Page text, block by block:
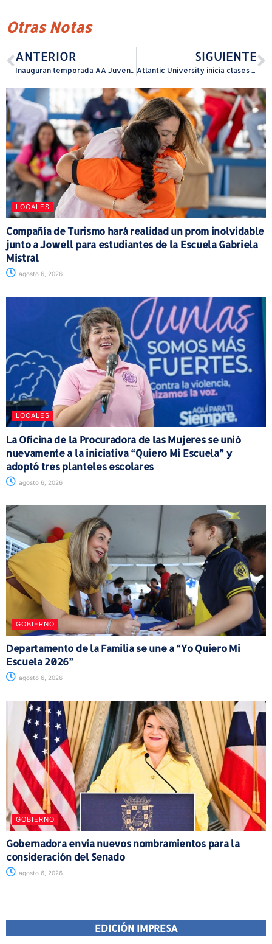
Otras Notas
ANTERIOR
Inauguran temporada AA Juvenil Cariduros de Fajardo con victoria doble
SIGUIENTE
Atlantic University inicia clases con una oferta híbrida acreditada que redefine la educación superior en Puerto Rico
LOCALES
Compañía de Turismo hará realidad un prom inolvidable
junto a Jowell para estudiantes de la Escuela Gabriela
Mistral
agosto 6, 2026
LOCALES
La Oficina de la Procuradora de las Mujeres se unió
nuevamente a la iniciativa “Quiero Mi Escuela” y
adoptó tres planteles escolares
agosto 6, 2026
GOBIERNO
Departamento de la Familia se une a “Yo Quiero Mi
Escuela 2026”
agosto 6, 2026
GOBIERNO
Gobernadora envía nuevos nombramientos para la
consideración del Senado
agosto 6, 2026
EDICIÓN IMPRESA